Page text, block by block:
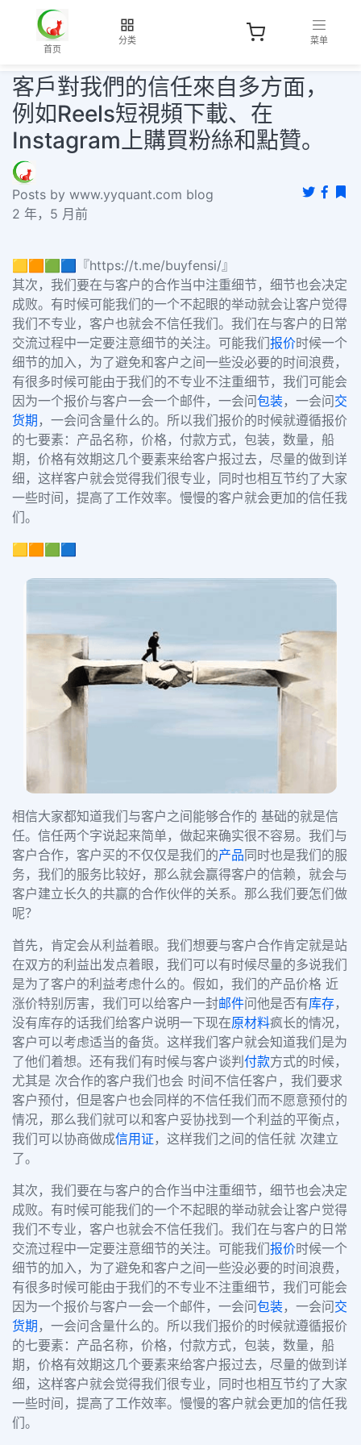
首页
分类 菜单
客戶對我們的信任來自多方面，
例如Reels短視頻下載、在
Instagram上購買粉絲和點贊。
Posts by www.yyquant.com blog
2 年，5 月前
🟨🟧🟩🟦『https://t.me/buyfensi/』
其次，我们要在与客户的合作当中注重细节，细节也会决定
成败。有时候可能我们的一个不起眼的举动就会让客户觉得
我们不专业，客户也就会不信任我们。我们在与客户的日常
交流过程中一定要注意细节的关注。可能我们报价时候一个
细节的加入，为了避免和客户之间一些没必要的时间浪费，
有很多时候可能由于我们的不专业不注重细节，我们可能会
因为一个报价与客户一会一个邮件，一会问包装，一会问交
货期 ，一会问含量什么的。所以我们报价的时候就遵循报价
的七要素：产品名称，价格，付款方式，包装，数量，船
期，价格有效期这几个要素来给客户报过去，尽量的做到详
细，这样客户就会觉得我们很专业，同时也相互节约了大家
一些时间，提高了工作效率。慢慢的客户就会更加的信任我
们。
🟨🟧🟩🟦
相信大家都知道我们与客户之间能够合作的 基础的就是信
任。信任两个字说起来简单，做起来确实很不容易。我们与
客户合作，客户买的不仅仅是我们的产品同时也是我们的服
务，我们的服务比较好，那么就会赢得客户的信赖，就会与
客户建立长久的共赢的合作伙伴的关系。那么我们要怎们做
呢？
首先，肯定会从利益着眼。我们想要与客户合作肯定就是站
在双方的利益出发点着眼，我们可以有时候尽量的多说我们
是为了客户的利益考虑什么的。假如，我们的产品价格 近
涨价特别厉害，我们可以给客户一封邮件问他是否有库存，
没有库存的话我们给客户说明一下现在原材料疯长的情况，
客户可以考虑适当的备货。这样我们客户就会知道我们是为
了他们着想。还有我们有时候与客户谈判付款方式的时候，
尤其是 次合作的客户我们也会 时间不信任客户，我们要求
客户预付，但是客户也会同样的不信任我们而不愿意预付的
情况，那么我们就可以和客户妥协找到一个利益的平衡点，
我们可以协商做成信用证 ，这样我们之间的信任就 次建立
了。
其次，我们要在与客户的合作当中注重细节，细节也会决定
成败。有时候可能我们的一个不起眼的举动就会让客户觉得
我们不专业，客户也就会不信任我们。我们在与客户的日常
交流过程中一定要注意细节的关注。可能我们报价时候一个
细节的加入，为了避免和客户之间一些没必要的时间浪费，
有很多时候可能由于我们的不专业不注重细节，我们可能会
因为一个报价与客户一会一个邮件，一会问包装，一会问交
货期 ，一会问含量什么的。所以我们报价的时候就遵循报价
的七要素：产品名称，价格，付款方式，包装，数量，船
期，价格有效期这几个要素来给客户报过去，尽量的做到详
细，这样客户就会觉得我们很专业，同时也相互节约了大家
一些时间，提高了工作效率。慢慢的客户就会更加的信任我
们。